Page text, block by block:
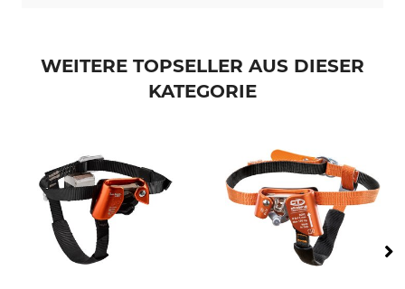
WEITERE TOPSELLER AUS DIESER
KATEGORIE